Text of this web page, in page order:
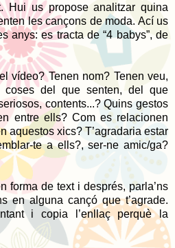
Hui us propose analitzar quina
les cançons de moda. Ací us
anys: es tracta de “4 babys”, de
vídeo? Tenen nom? Tenen veu,
del que senten, del que
contents...? Quins gestos
entre ells? Com es relacionen
aquestos xics? T’agradaria estar
te a ells?, ser-ne amic/ga?
forma de text i després, parla’ns
en alguna cançó que t’agrade.
i copia l’enllaç perquè la